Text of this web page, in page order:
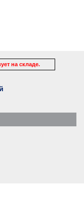
на складе.